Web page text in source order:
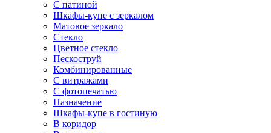
С патиной
Шкафы-купе с зеркалом
Матовое зеркало
Стекло
Цветное стекло
Пескоструй
Комбинированные
С витражами
С фотопечатью
Назначение
Шкафы-купе в гостиную
В коридор